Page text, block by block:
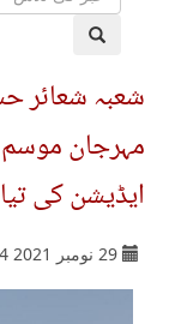
شعبہ شعائر
مہرجان موسم
ایڈیشن کی
29 نومبر 2021 11:54